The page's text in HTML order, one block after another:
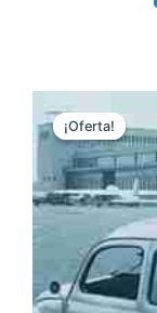
¡Oferta!
¡Oferta!